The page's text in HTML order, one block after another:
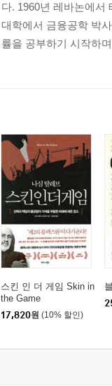
다. 1960년 레바논에서
대학에서 금융공학 박
률을 공부하기 시작하
스킨 인 더 게임 Skin in
the Game
17,820원 (10% 할인)